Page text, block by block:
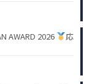
AWARD 2026
応